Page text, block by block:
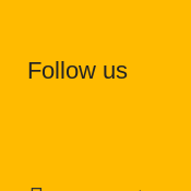
Follow us